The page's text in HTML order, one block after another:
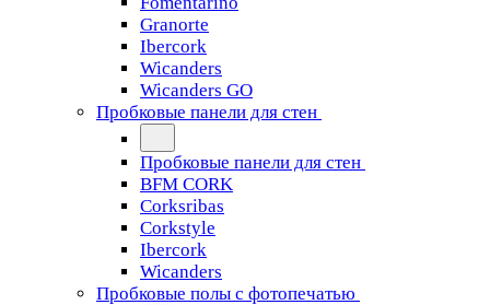
Granorte
Ibercork
Wicanders
Wicanders GO
Пробковые панели для стен
Пробковые панели для стен
BFM CORK
Corksribas
Corkstyle
Ibercork
Wicanders
Пробковые полы с фотопечатью